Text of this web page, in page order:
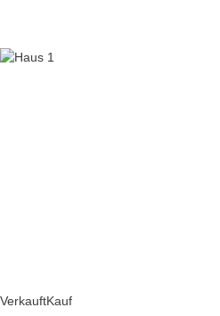
VerkauftKauf